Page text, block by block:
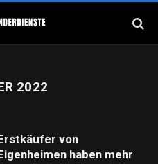
2022
von
haben mehr